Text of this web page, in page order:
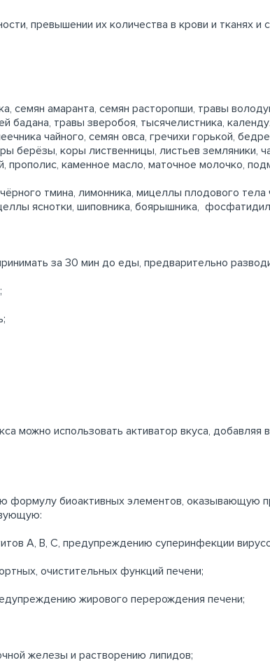
превышении их количества в крови и тканях и
семян амаранта, семян расторопши, травы
бадана, травы зверобоя, тысячелистника,
чайного, семян овса, гречихи горькой,
берёзы, коры лиственницы, листьев земляники,
каменное масло, маточное молочко,
тмина, лимонника, мицеллы плодового тела
яснотки, шиповника, боярышника,
за 30 мин до еды, предварительно
можно использовать активатор вкуса, добавляя
формулу биоактивных элементов, оказывающую
А, В, С, предупреждению суперинфекции
очистительных функций печени;
жирового перерождения печени;
железы и растворению липидов;